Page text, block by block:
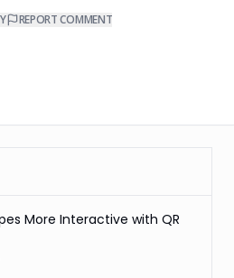
REPORT COMMENT
More Interactive with QR